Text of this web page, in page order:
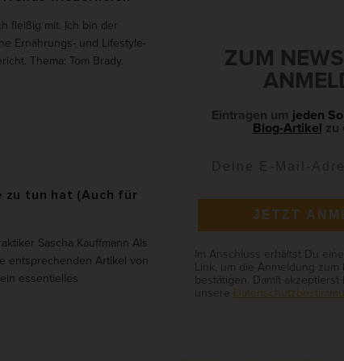
fleißig mit. Ich bin der
Ernährungs- und Lifestyle-
Thema: Tom Brady.
zu tun hat (Auch für
Sascha Kauffmann Als
entsprechenden Artikel von
essentielles
ZUM
Eintragen um jeden
Blog-Artikel
zu
JETZT
Im Anschluss erhältst Du
Link, um die Anmeldung zum
bestätigen. Damit akzeptierst
unsere
Anonyme Statistiken
Diese Informationen helfen uns zu
nutzen. Wenn wir wissen, welche Seiten
auf unsere Besucher abstimmen.
anzeigen